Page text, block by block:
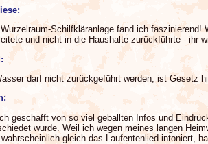
Schilfkläranlage fand ich
und nicht in die Haushalte zurückführte - ihr
darf nicht zurückgeführt werden, ist Gesetz
geschafft von so viel geballten Infos und
wurde. Weil ich wegen meines langen
gleich das Laufentenlied intoniert,